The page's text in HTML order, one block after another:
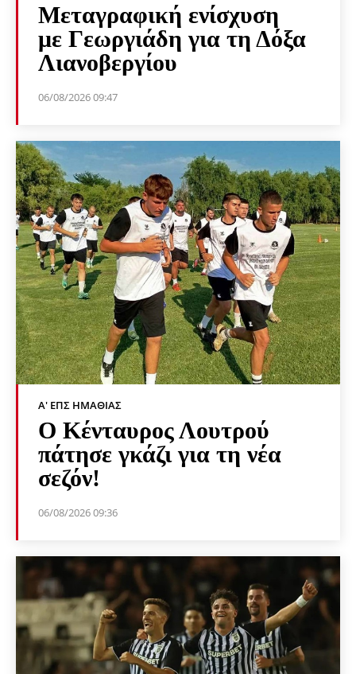
Μεταγραφική ενίσχυση
με Γεωργιάδη για τη Δόξα
Λιανοβεργίου
06/08/2026 09:47
Α' ΕΠΣ ΗΜΑΘΊΑΣ
Ο Κένταυρος Λουτρού
πάτησε γκάζι για τη νέα
σεζόν!
06/08/2026 09:36